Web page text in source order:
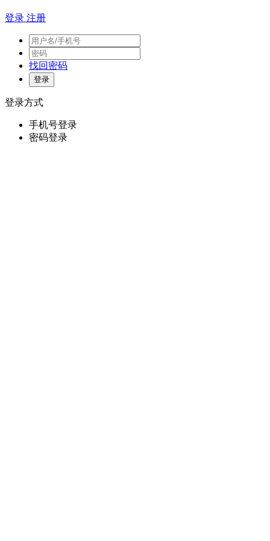
登录 注册
找回密码
登录方式
手机号登录
密码登录